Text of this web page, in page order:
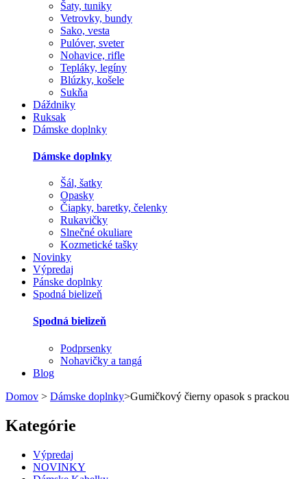
Šaty, tuniky
Vetrovky, bundy
Sako, vesta
Pulóver, sveter
Nohavice, rifle
Tepláky, legíny
Blúzky, košele
Sukňa
Dáždniky
Ruksak
Dámske doplnky
Dámske doplnky
Šál, šatky
Opasky
Čiapky, baretky, čelenky
Rukavičky
Slnečné okuliare
Kozmetické tašky
Novinky
Výpredaj
Pánske doplnky
Spodná bielizeň
Spodná bielizeň
Podprsenky
Nohavičky a tangá
Blog
Domov > Dámske doplnky>Gumičkový čierny opasok s prackou
Kategórie
Výpredaj
NOVINKY